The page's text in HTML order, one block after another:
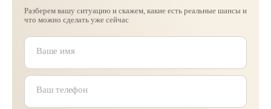
Разберем вашу ситуацию и скажем, какие есть реальные шансы и
что можно сделать уже сейчас
Ваш номер телефона
Ваше текстовое сообщение
Ваше имя
Ваш телефон